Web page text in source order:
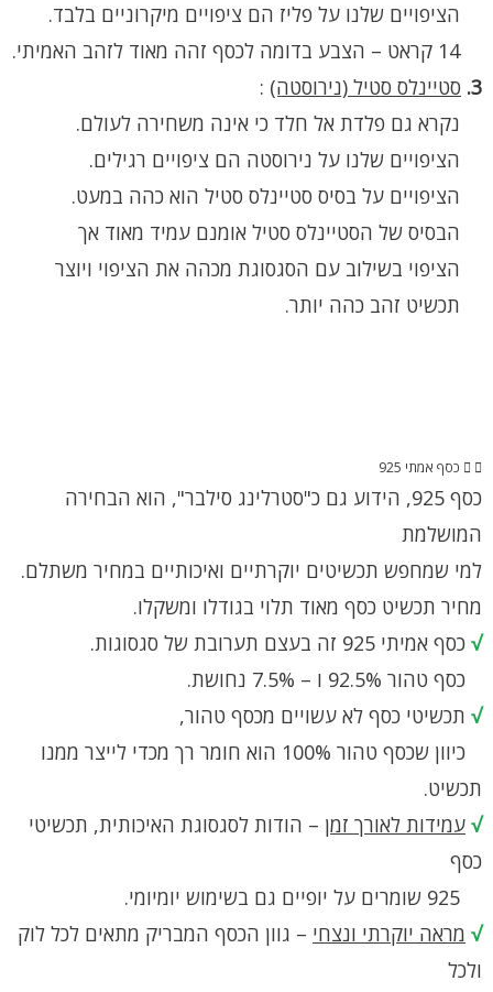
הציפויים שלנו על פליז הם ציפויים מיקרוניים בלבד.
14 קראט – הצבע בדומה לכסף זהה מאוד לזהב האמיתי.
3. סטיינלס סטיל (נירוסטה) :
נקרא גם פלדת אל חלד כי אינה משחירה לעולם.
הציפויים שלנו על נירוסטה הם ציפויים רגילים.
הציפויים על בסיס סטיינלס סטיל הוא כהה במעט.
הבסיס של הסטיינלס סטיל אומנם עמיד מאוד אך
הציפוי בשילוב עם הסגסוגת מכהה את הציפוי ויוצר
תכשיט זהב כהה יותר.
כסף אמתי 925
כסף 925, הידוע גם כ"סטרלינג סילבר", הוא הבחירה
המושלמת
למי שמחפש תכשיטים יוקרתיים ואיכותיים במחיר משתלם.
מחיר תכשיט כסף מאוד תלוי בגודלו ומשקלו.
√ כסף אמיתי 925 זה בעצם תערובת של סגסוגות.
כסף טהור 92.5% ו – 7.5% נחושת.
√ תכשיטי כסף לא עשויים מכסף טהור,
כיוון שכסף טהור 100% הוא חומר רך מכדי לייצר ממנו
תכשיט.
√ עמידות לאורך זמן – הודות לסגסוגת האיכותית, תכשיטי
כסף
√ מראה יוקרתי ונצחי – גוון הכסף המבריק מתאים לכל לוק
ולכל